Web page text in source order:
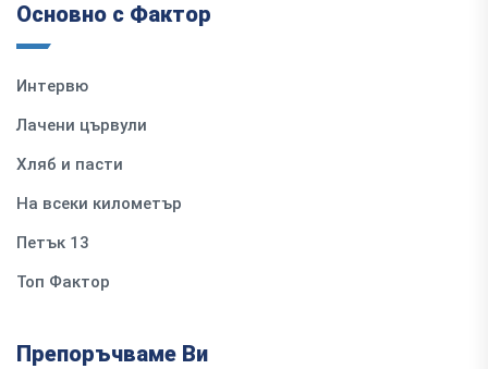
Основно с Фактор
Интервю
Лачени цървули
Хляб и пасти
На всеки километър
Петък 13
Топ Фактор
Препоръчваме Ви